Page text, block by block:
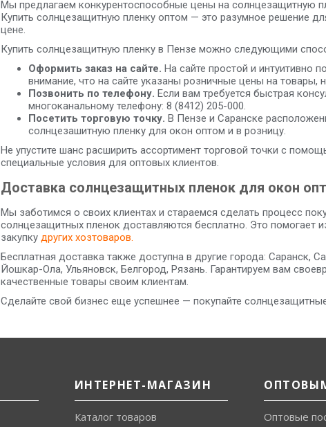
Мы предлагаем конкурентоспособные цены на солнцезащитную
Купить солнцезащитную пленку оптом — это разумное решение
цене.
Купить солнцезащитную пленку в Пензе можно следующими
Оформить заказ на сайте. На сайте простой и интуитивно
внимание, что на сайте указаны розничные цены на
Позвонить по телефону. Если вам требуется быстрая
многоканальному телефону: 8 (8412) 205-000.
Посетить торговую точку. В Пензе и Саранске
солнцезашитную пленку для окон оптом и в розницу.
Не упустите шанс расширить ассортимент торговой точки с
специальные условия для оптовых клиентов.
Доставка солнцезащитных пленок для окон
Мы заботимся о своих клиентах и стараемся сделать процесс
солнцезащитных пленок доставляются бесплатно. Это помогает
закупкудругих хозтоваров.
Бесплатная доставка также доступна в другие города: Саранск,
Йошкар-Ола, Ульяновск, Белгород, Рязань. Гарантируем вам
качественные товары своим клиентам.
Сделайте свой бизнес еще успешнее — покупайте
ИНТЕРНЕТ-МАГАЗИН
Каталог товаров Оптовые